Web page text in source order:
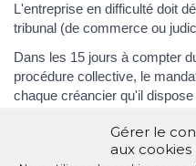
Gérer le
aux cookies
L'entreprise en difficulté doit
tribunal (de commerce ou
Dans les 15 jours à compter
procédure collective, le
chaque créancier qu'il
entreprises/
court à partir de la publication